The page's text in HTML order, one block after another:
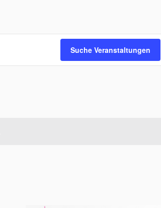
Suche Veranstaltungen